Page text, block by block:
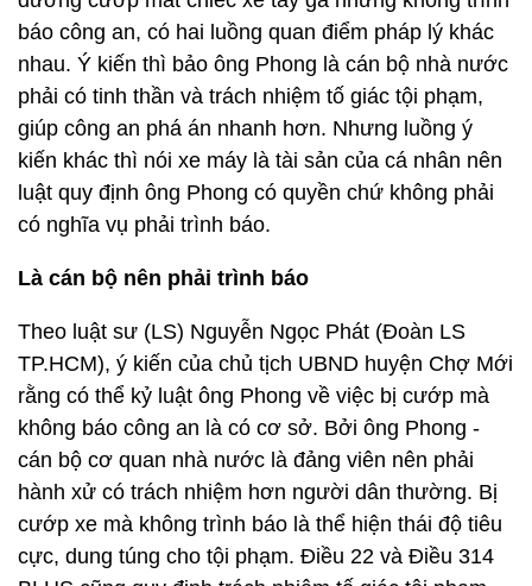
báo công an, có hai luồng quan điểm pháp lý khác
nhau. Ý kiến thì bảo ông Phong là cán bộ nhà nước
phải có tinh thần và trách nhiệm tố giác tội phạm,
giúp công an phá án nhanh hơn. Nhưng luồng ý
kiến khác thì nói xe máy là tài sản của cá nhân nên
luật quy định ông Phong có quyền chứ không phải
có nghĩa vụ phải trình báo.
Là cán bộ nên phải trình báo
Theo luật sư (LS) Nguyễn Ngọc Phát (Đoàn LS
TP.HCM), ý kiến của chủ tịch UBND huyện Chợ Mới
rằng có thể kỷ luật ông Phong về việc bị cướp mà
không báo công an là có cơ sở. Bởi ông Phong -
cán bộ cơ quan nhà nước là đảng viên nên phải
hành xử có trách nhiệm hơn người dân thường. Bị
cướp xe mà không trình báo là thể hiện thái độ tiêu
cực, dung túng cho tội phạm. Điều 22 và Điều 314